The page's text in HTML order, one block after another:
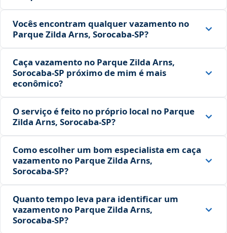
Vocês encontram qualquer vazamento no
Parque Zilda Arns, Sorocaba‑SP?
Caça vazamento no Parque Zilda Arns,
Sorocaba‑SP próximo de mim é mais
econômico?
O serviço é feito no próprio local no Parque
Zilda Arns, Sorocaba‑SP?
Como escolher um bom especialista em caça
vazamento no Parque Zilda Arns,
Sorocaba‑SP?
Quanto tempo leva para identificar um
vazamento no Parque Zilda Arns,
Sorocaba‑SP?